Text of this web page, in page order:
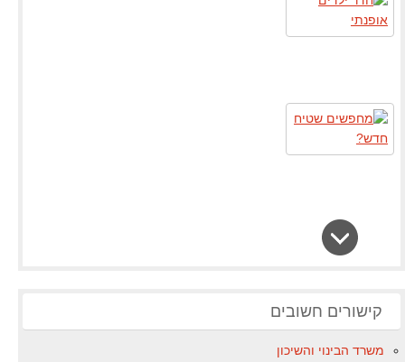
קישורים חשובים
משרד הבינוי והשיכון